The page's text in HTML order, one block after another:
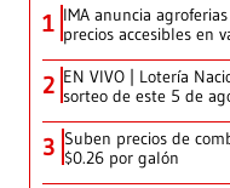
1 IMA anuncia
precios accesibles en
2 EN VIVO | Lotería
sorteo de este 5 de
3 Suben precios de
$0.26 por galón